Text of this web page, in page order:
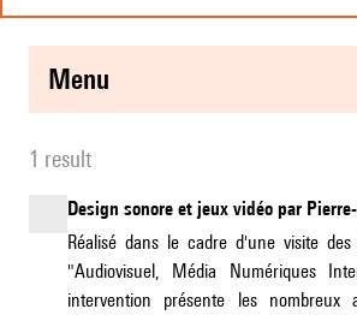
menu
1 result
Design sonore et jeux vidéo par
Réalisé dans le cadre d'une visite
"Audiovisuel, Média Numériques
intervention présente les nombreux